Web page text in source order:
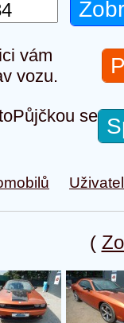
vám
vozu.
se
(